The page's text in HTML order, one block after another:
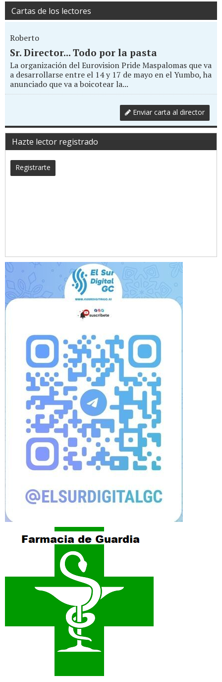
Cartas de los lectores
Roberto
Sr. Director... Todo por la pasta
La organización del Eurovision Pride Maspalomas que va
a desarrollarse entre el 14 y 17 de mayo en el Yumbo, ha
anunciado que va a boicotear la...
Enviar carta al director
Hazte lector registrado
Registrarte